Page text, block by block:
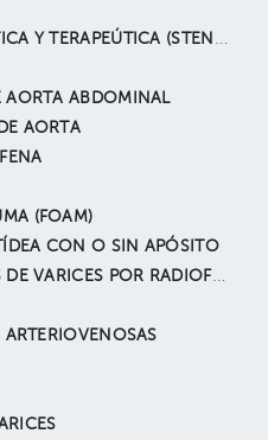
ARTERIOGRAFÍA DIAGNÓSTICA Y TERAPEÚTICA (STENTS)
AORTA ABDOMINAL
AORTA
(FOAM)
CON O SIN APÓSITO
ESCLEROSIS TERAPÉUTICAS DE VARICES POR RADIOFRECUENCIA
ARTERIOVENOSAS